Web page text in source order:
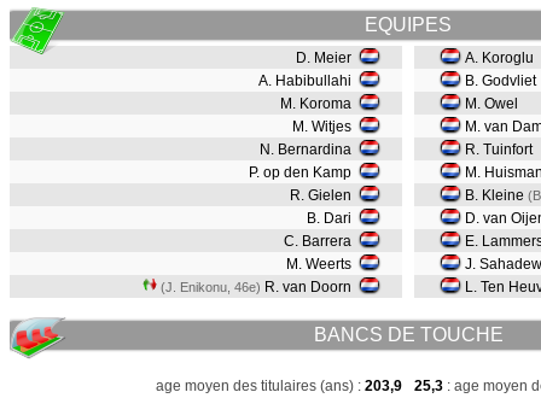
EQUIPES
D. Meier
A. Habibullahi
M. Koroma
M. Witjes
N. Bernardina
P. op den Kamp
R. Gielen
B. Dari
C. Barrera
M. Weerts
(J. Enikonu, 46e) R. van Doorn
A. Koroglu
B. Godvliet
M. Owel
M. van
R. Tuinfort
M.
B. Kleine
D. van
E.
J.
L. Ten
BANCS DE TOUCHE
age moyen des titulaires (ans) : 203,9 25,3 : age moyen